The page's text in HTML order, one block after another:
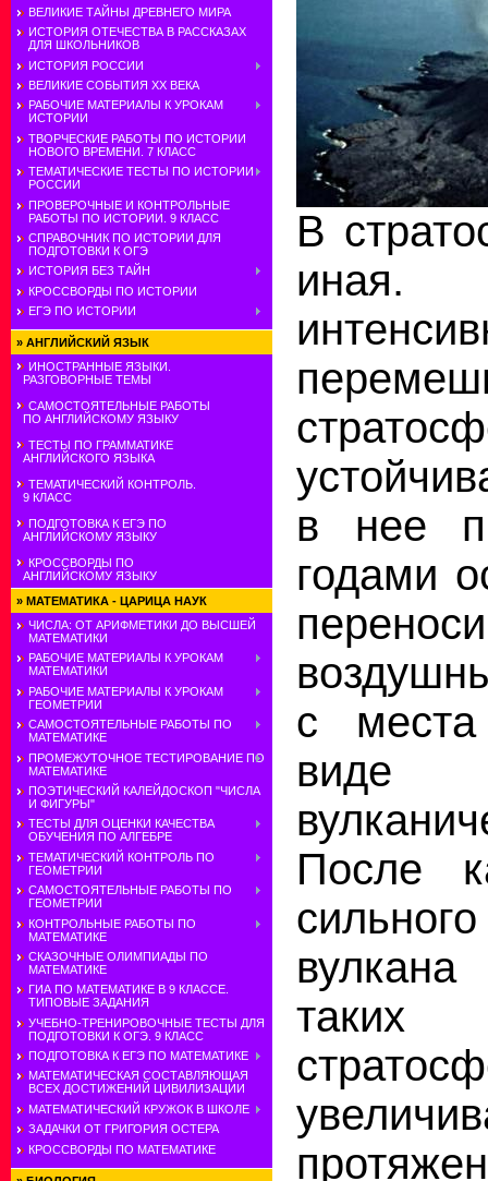
ВЕЛИКИЕ ТАЙНЫ ДРЕВНЕГО МИРА
ИСТОРИЯ ОТЕЧЕСТВА В РАССКАЗАХ
ДЛЯ ШКОЛЬНИКОВ
ИСТОРИЯ РОССИИ
ВЕЛИКИЕ СОБЫТИЯ ХХ ВЕКА
РАБОЧИЕ МАТЕРИАЛЫ К УРОКАМ
ИСТОРИИ
ТВОРЧЕСКИЕ РАБОТЫ ПО ИСТОРИИ
НОВОГО ВРЕМЕНИ. 7 КЛАСС
ТЕМАТИЧЕСКИЕ ТЕСТЫ ПО ИСТОРИИ
РОССИИ
ПРОВЕРОЧНЫЕ И КОНТРОЛЬНЫЕ
РАБОТЫ ПО ИСТОРИИ. 9 КЛАСС
СПРАВОЧНИК ПО ИСТОРИИ ДЛЯ
ПОДГОТОВКИ К ОГЭ
ИСТОРИЯ БЕЗ ТАЙН
КРОССВОРДЫ ПО ИСТОРИИ
ЕГЭ ПО ИСТОРИИ
» АНГЛИЙСКИЙ ЯЗЫК
ИНОСТРАННЫЕ ЯЗЫКИ.
РАЗГОВОРНЫЕ ТЕМЫ
САМОСТОЯТЕЛЬНЫЕ РАБОТЫ
ПО АНГЛИЙСКОМУ ЯЗЫКУ
ТЕСТЫ ПО ГРАММАТИКЕ
АНГЛИЙСКОГО ЯЗЫКА
ТЕМАТИЧЕСКИЙ КОНТРОЛЬ.
9 КЛАСС
ПОДГОТОВКА К ЕГЭ ПО
АНГЛИЙСКОМУ ЯЗЫКУ
КРОССВОРДЫ ПО
АНГЛИЙСКОМУ ЯЗЫКУ
» МАТЕМАТИКА - ЦАРИЦА НАУК
ЧИСЛА: ОТ АРИФМЕТИКИ ДО ВЫСШЕЙ
МАТЕМАТИКИ
РАБОЧИЕ МАТЕРИАЛЫ К УРОКАМ
МАТЕМАТИКИ
РАБОЧИЕ МАТЕРИАЛЫ К УРОКАМ
ГЕОМЕТРИИ
САМОСТОЯТЕЛЬНЫЕ РАБОТЫ ПО
МАТЕМАТИКЕ
ПРОМЕЖУТОЧНОЕ ТЕСТИРОВАНИЕ ПО
МАТЕМАТИКЕ
ПОЭТИЧЕСКИЙ КАЛЕЙДОСКОП "ЧИСЛА
И ФИГУРЫ"
ТЕСТЫ ДЛЯ ОЦЕНКИ КАЧЕСТВА
ОБУЧЕНИЯ ПО АЛГЕБРЕ
ТЕМАТИЧЕСКИЙ КОНТРОЛЬ ПО
ГЕОМЕТРИИ
САМОСТОЯТЕЛЬНЫЕ РАБОТЫ ПО
ГЕОМЕТРИИ
КОНТРОЛЬНЫЕ РАБОТЫ ПО
МАТЕМАТИКЕ
СКАЗОЧНЫЕ ОЛИМПИАДЫ ПО
МАТЕМАТИКЕ
ГИА ПО МАТЕМАТИКЕ В 9 КЛАССЕ.
ТИПОВЫЕ ЗАДАНИЯ
УЧЕБНО-ТРЕНИРОВОЧНЫЕ ТЕСТЫ ДЛЯ
ПОДГОТОВКИ К ОГЭ. 9 КЛАСС
ПОДГОТОВКА К ЕГЭ ПО МАТЕМАТИКЕ
МАТЕМАТИЧЕСКАЯ СОСТАВЛЯЮЩАЯ
ВСЕХ ДОСТИЖЕНИЙ ЦИВИЛИЗАЦИИ
МАТЕМАТИЧЕСКИЙ КРУЖОК В ШКОЛЕ
ЗАДАЧКИ ОТ ГРИГОРИЯ ОСТЕРА
КРОССВОРДЫ ПО МАТЕМАТИКЕ
В
иная.
в нее
годами
с
виде
После
таких